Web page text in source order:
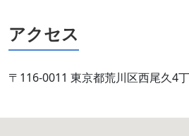
アクセス
〒116-0011 東京都荒川区西尾久4